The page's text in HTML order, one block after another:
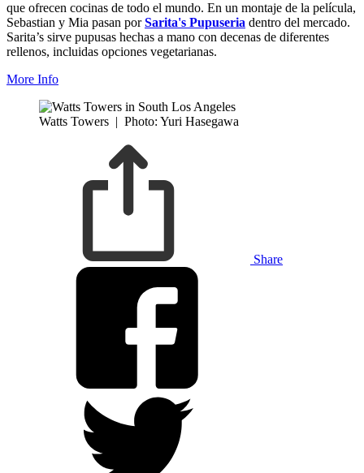
que ofrecen cocinas de todo el mundo. En un montaje de la película,
Sebastian y Mia pasan porSarita's Pupuseria dentro del mercado.
Sarita’s sirve pupusas hechas a mano con decenas de diferentes
rellenos, incluidas opciones vegetarianas.
More Info
Watts Towers | Photo: Yuri Hasegawa
Share